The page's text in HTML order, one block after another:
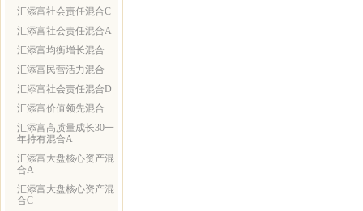
汇添富社会责任混合C
汇添富社会责任混合A
汇添富均衡增长混合
汇添富民营活力混合
汇添富社会责任混合D
汇添富价值领先混合
汇添富高质量成长30一
年持有混合A
汇添富大盘核心资产混
合A
汇添富大盘核心资产混
合C